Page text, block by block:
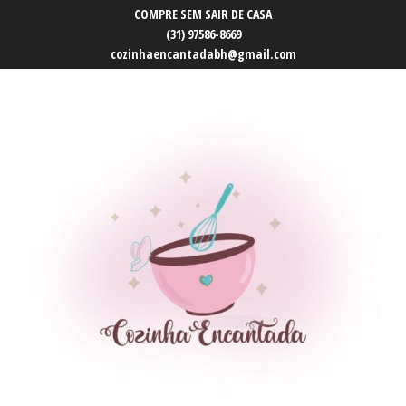
COMPRE SEM SAIR DE CASA
(31) 97586-8669
cozinhaencantadabh@gmail.com